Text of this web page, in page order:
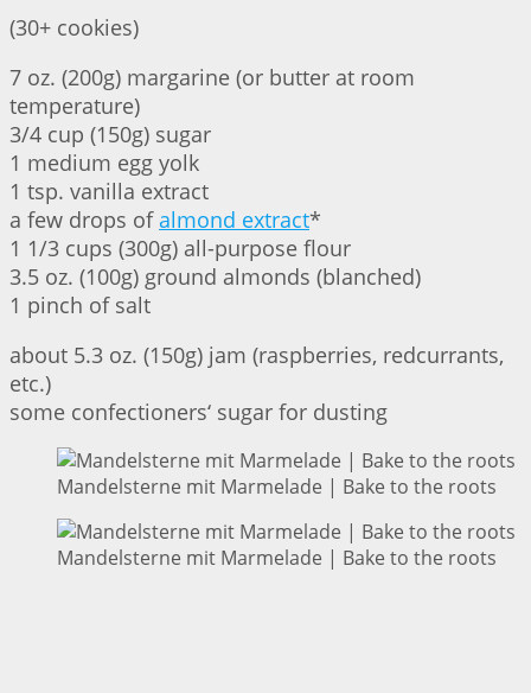
(30+ cookies)
7 oz. (200g) margarine (or butter at room
temperature)
3/4 cup (150g) sugar
1 medium egg yolk
1 tsp. vanilla extract
a few drops ofalmond extract*
1 1/3 cups (300g) all-purpose flour
3.5 oz. (100g) ground almonds (blanched)
1 pinch of salt
about 5.3 oz. (150g) jam (raspberries, redcurrants,
etc.)
some confectioners‘ sugar for dusting
Mandelsterne mit Marmelade | Bake to the roots
Mandelsterne mit Marmelade | Bake to the roots